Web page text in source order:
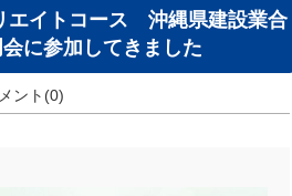
イトコース 沖縄県建設業合
会に参加してきました
ント(0)